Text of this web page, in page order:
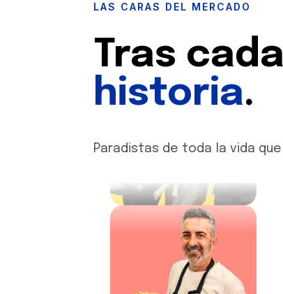
LAS CARAS DEL MERCADO
Tras
historia.
Paradistas de toda la vida